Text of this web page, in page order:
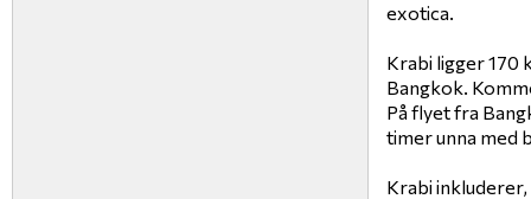
exotica.
Krabi ligger 170
Bangkok.
På flyet fra
timer unna med
Krabi